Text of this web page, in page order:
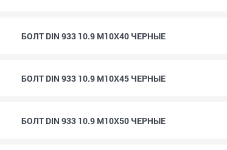
БОЛТ DIN 933 10.9 M10X40 ЧЕРНЫЕ
БОЛТ DIN 933 10.9 M10X45 ЧЕРНЫЕ
БОЛТ DIN 933 10.9 M10X50 ЧЕРНЫЕ